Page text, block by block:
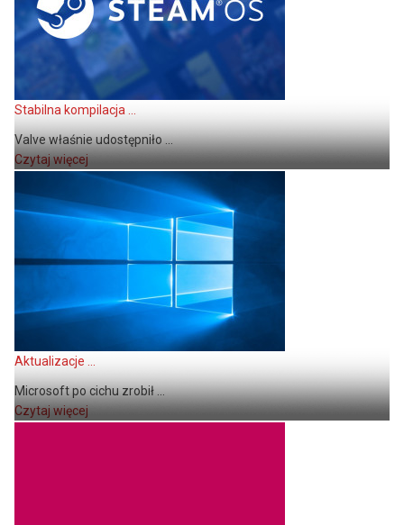
Stabilna kompilacja ...
Valve właśnie udostępniło ...
Czytaj więcej
Aktualizacje ...
Microsoft po cichu zrobił ...
Czytaj więcej